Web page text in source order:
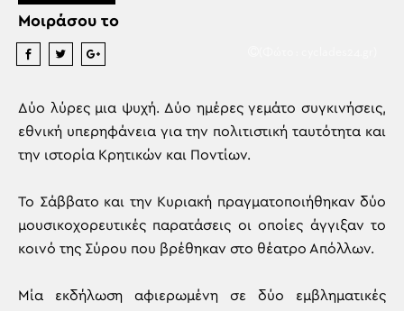
Μοιράσου το
Δύο λύρες μια ψυχή. Δύο ημέρες γεμάτο συγκινήσεις,
εθνική υπερηφάνεια για την πολιτιστική ταυτότητα και
την ιστορία Κρητικών και Ποντίων.
Το Σάββατο και την Κυριακή πραγματοποιήθηκαν δύο
μουσικοχορευτικές παρατάσεις οι οποίες άγγιξαν το
κοινό της Σύρου που βρέθηκαν στο θέατρο Απόλλων.
Μία εκδήλωση αφιερωμένη σε δύο εμβληματικές